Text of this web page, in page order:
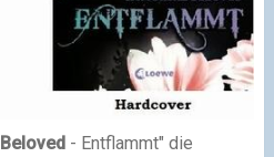
Beloved- Entflammt" die